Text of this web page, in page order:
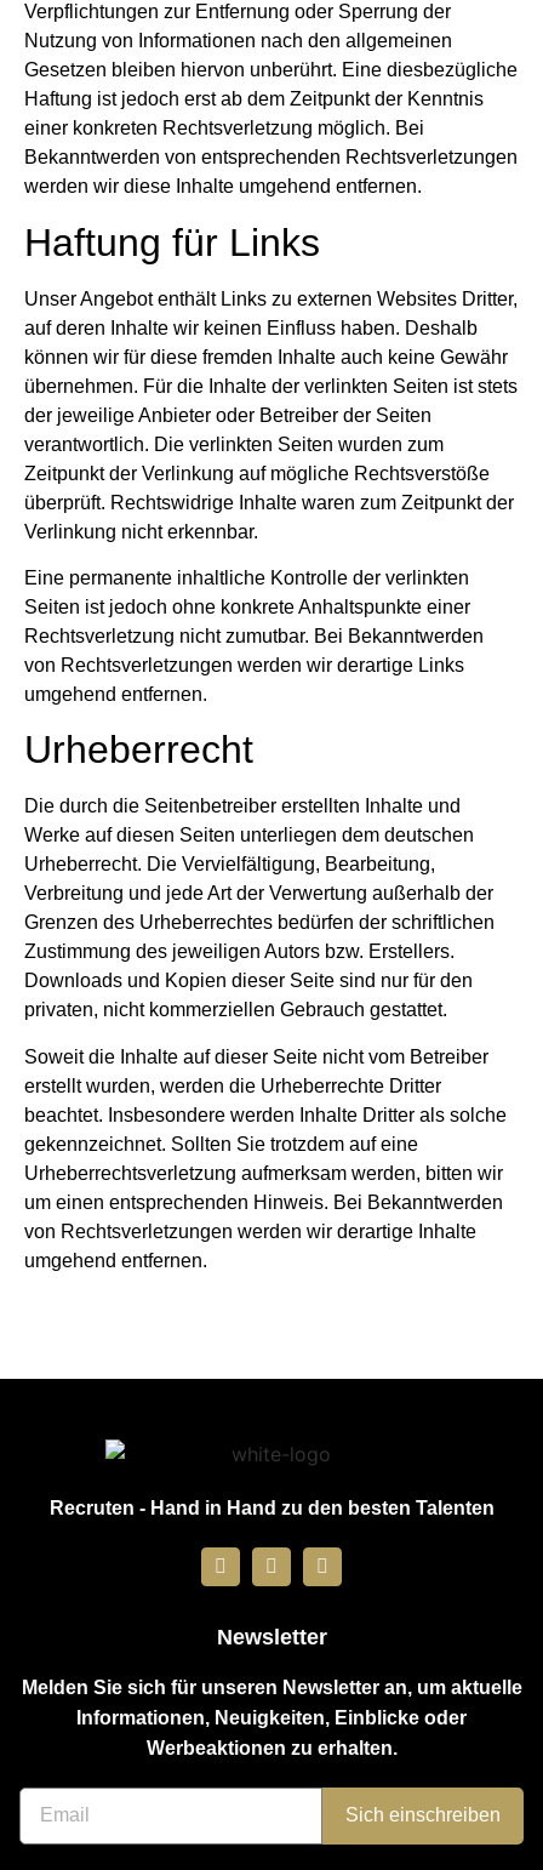
Verpflichtungen zur Entfernung oder Sperrung der
Nutzung von Informationen nach den allgemeinen
Gesetzen bleiben hiervon unberührt. Eine diesbezügliche
Haftung ist jedoch erst ab dem Zeitpunkt der Kenntnis
einer konkreten Rechtsverletzung möglich. Bei
Bekanntwerden von entsprechenden Rechtsverletzungen
werden wir diese Inhalte umgehend entfernen.
Haftung für Links
Unser Angebot enthält Links zu externen Websites Dritter,
auf deren Inhalte wir keinen Einfluss haben. Deshalb
können wir für diese fremden Inhalte auch keine Gewähr
übernehmen. Für die Inhalte der verlinkten Seiten ist stets
der jeweilige Anbieter oder Betreiber der Seiten
verantwortlich. Die verlinkten Seiten wurden zum
Zeitpunkt der Verlinkung auf mögliche Rechtsverstöße
überprüft. Rechtswidrige Inhalte waren zum Zeitpunkt der
Verlinkung nicht erkennbar.
Eine permanente inhaltliche Kontrolle der verlinkten
Seiten ist jedoch ohne konkrete Anhaltspunkte einer
Rechtsverletzung nicht zumutbar. Bei Bekanntwerden
von Rechtsverletzungen werden wir derartige Links
umgehend entfernen.
Urheberrecht
Die durch die Seitenbetreiber erstellten Inhalte und
Werke auf diesen Seiten unterliegen dem deutschen
Urheberrecht. Die Vervielfältigung, Bearbeitung,
Verbreitung und jede Art der Verwertung außerhalb der
Grenzen des Urheberrechtes bedürfen der schriftlichen
Zustimmung des jeweiligen Autors bzw. Erstellers.
Downloads und Kopien dieser Seite sind nur für den
privaten, nicht kommerziellen Gebrauch gestattet.
Soweit die Inhalte auf dieser Seite nicht vom Betreiber
erstellt wurden, werden die Urheberrechte Dritter
beachtet. Insbesondere werden Inhalte Dritter als solche
gekennzeichnet. Sollten Sie trotzdem auf eine
Urheberrechtsverletzung aufmerksam werden, bitten wir
um einen entsprechenden Hinweis. Bei Bekanntwerden
von Rechtsverletzungen werden wir derartige Inhalte
umgehend entfernen.
Recruten - Hand in Hand zu den besten Talenten
Newsletter
Melden Sie sich für unseren Newsletter an, um aktuelle
Informationen, Neuigkeiten, Einblicke oder
Werbeaktionen zu erhalten.
Sich einschreiben